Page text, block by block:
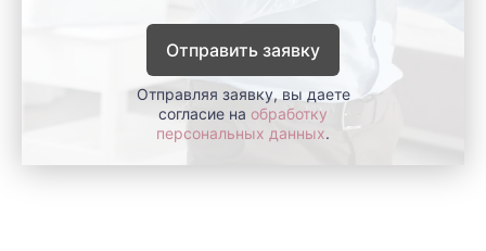
Отправить заявку
Отправляя заявку, вы даете
согласие на обработку
персональных данных.